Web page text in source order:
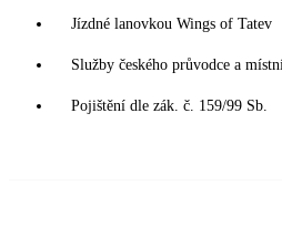
Jízdné lanovkou Wings of Tatev
Služby českého průvodce a
Pojištění dle zák. č. 159/99 Sb.